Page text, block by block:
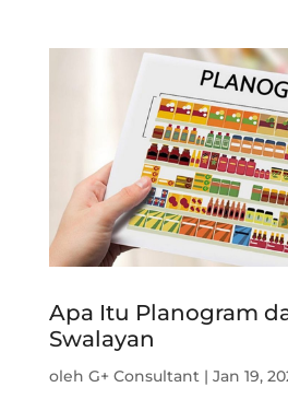
Apa Itu Planogram
Swalayan
oleh G+ Consultant| Jan 19,